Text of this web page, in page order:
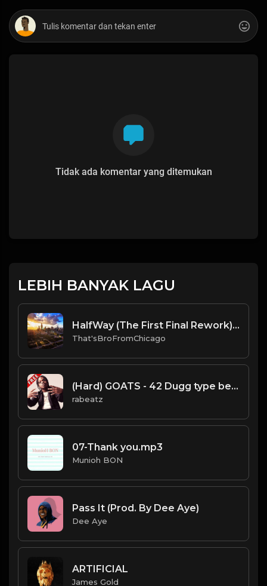
Tidak ada komentar yang ditemukan
LEBIH BANYAK LAGU
HalfWay (The First Final Rework) (Prod By.BMoeDollar & That'sBroFromChicago).mp3
That'sBroFromChicago
(Hard) GOATS - 42 Dugg type beat - Hard Piano Trap Isntrumental (123 bpm)
rabeatz
07-Thank you.mp3
Munioh BON
Pass It (Prod. By Dee Aye)
Dee Aye
ARTIFICIAL
James Gold